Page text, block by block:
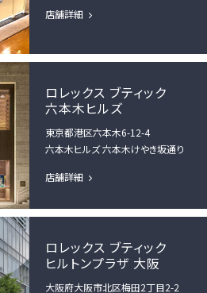
店舗詳細
ロレックス ブティック
六本木ヒルズ
東京都港区六本木6-12-4
六本木ヒルズ 六本木けやき坂通り
店舗詳細
ロレックス ブティック
ヒルトンプラザ 大阪
大阪府大阪市北区梅田2丁目2-2